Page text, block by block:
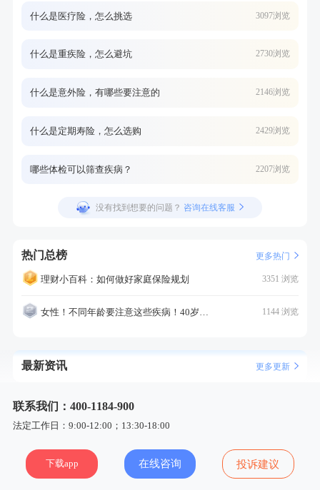
什么是医疗险，怎么挑选 3097浏览
什么是重疾险，怎么避坑 2730浏览
什么是意外险，有哪些要注意的 2146浏览
什么是定期寿险，怎么选购 2429浏览
哪些体检可以筛查疾病？ 2207浏览
没有找到想要的问题？ 咨询在线客服
热门总榜 更多热门
理财小百科：如何做好家庭保险规划 3351 浏览
女性！不同年龄要注意这些疾病！40岁的这个疾病最需要注意！ 1144 浏览
最新资讯 更多更新
联系我们：400-1184-900
法定工作日：9:00-12:00；13:30-18:00
下载app 在线咨询 投诉建议